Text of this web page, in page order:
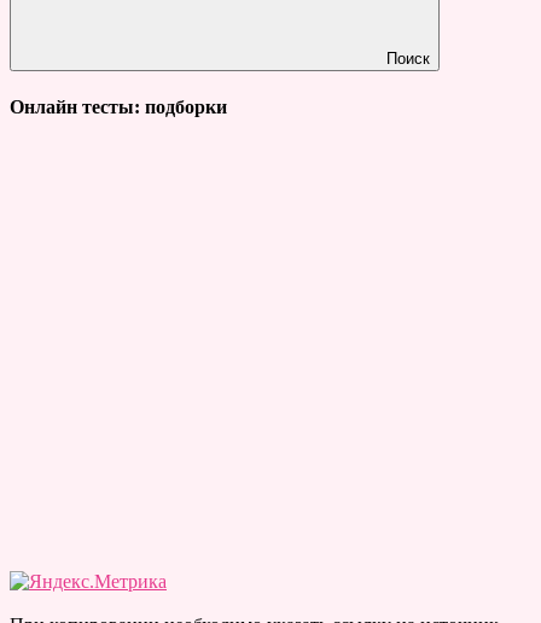
Поиск
Онлайн тесты: подборки